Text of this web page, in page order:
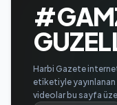
Harbi Gazete
etiketiyle
videolar bu sayfa